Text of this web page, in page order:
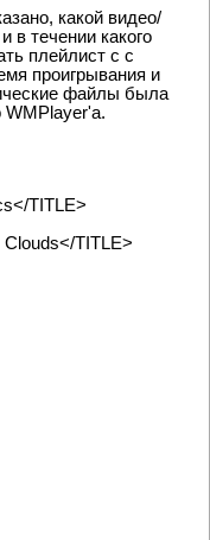
какой видео/
в течении какого
плейлист с с
проигрывания и
файлы была
TITLE>
TITLE>